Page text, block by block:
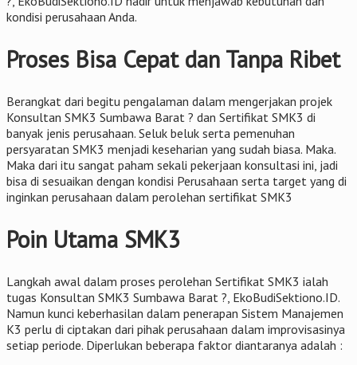
kondisi perusahaan Anda.
Proses Bisa Cepat dan Tanpa Ribet
Berangkat dari begitu pengalaman dalam mengerjakan projek
Konsultan SMK3 Sumbawa Barat ? dan Sertifikat SMK3 di
banyak jenis perusahaan. Seluk beluk serta pemenuhan
persyaratan SMK3 menjadi keseharian yang sudah biasa. Maka.
Maka dari itu sangat paham sekali pekerjaan konsultasi ini, jadi
bisa di sesuaikan dengan kondisi Perusahaan serta target yang di
inginkan perusahaan dalam perolehan sertifikat SMK3
Poin Utama SMK3
Langkah awal dalam proses perolehan Sertifikat SMK3 ialah
tugas Konsultan SMK3 Sumbawa Barat ?, EkoBudiSektiono.ID.
Namun kunci keberhasilan dalam penerapan Sistem Manajemen
K3 perlu di ciptakan dari pihak perusahaan dalam improvisasinya
setiap periode. Diperlukan beberapa faktor diantaranya adalah :